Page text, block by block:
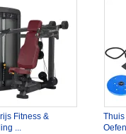
Fitness &
...
Thuis